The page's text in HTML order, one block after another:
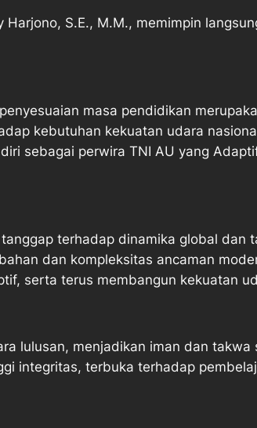
S.E., M.M., memimpin
masa pendidikan
kebutuhan kekuatan udara
sebagai perwira TNI AU yang
terhadap dinamika global dan
dan kompleksitas ancaman
serta terus membangun kekuatan
lulusan, menjadikan iman dan
integritas, terbuka terhadap